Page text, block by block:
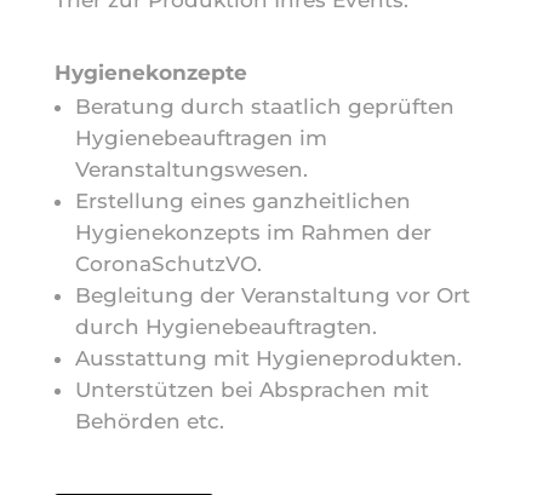
Hygienekonzepte
Beratung durch staatlich geprüften
Hygienebeauftragen im
Veranstaltungswesen.
Erstellung eines ganzheitlichen
Hygienekonzepts im Rahmen der
CoronaSchutzVO.
Begleitung der Veranstaltung vor Ort
durch Hygienebeauftragten.
Ausstattung mit Hygieneprodukten.
Unterstützen bei Absprachen mit
Behörden etc.